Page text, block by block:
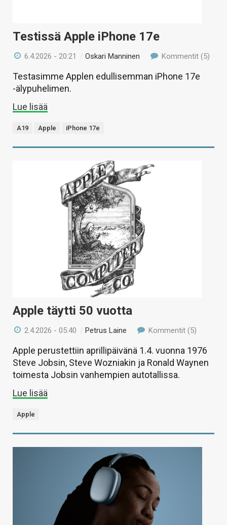
Testissä Apple iPhone 17e
6.4.2026 - 20:21 /Oskari Manninen Kommentit (5)
Testasimme Applen edullisemman iPhone 17e
-älypuhelimen.
Lue lisää
A19 Apple iPhone 17e
Apple täytti 50 vuotta
2.4.2026 - 05:40 /Petrus Laine Kommentit (5)
Apple perustettiin aprillipäivänä 1.4. vuonna 1976
Steve Jobsin, Steve Wozniakin ja Ronald Waynen
toimesta Jobsin vanhempien autotallissa.
Lue lisää
Apple